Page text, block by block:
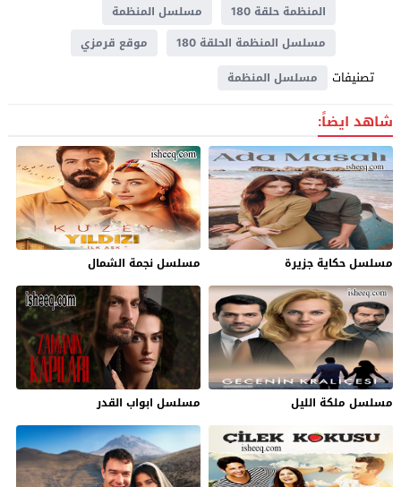
المنظمة حلقة 180
مسلسل المنظمة
مسلسل المنظمة الحلقة 180
موقع قرمزي
تصنيفات مسلسل المنظمة
شاهد ايضاً:
مسلسل حكاية جزيرة مسلسل نجمة الشمال
مسلسل ملكة الليل مسلسل ابواب القدر